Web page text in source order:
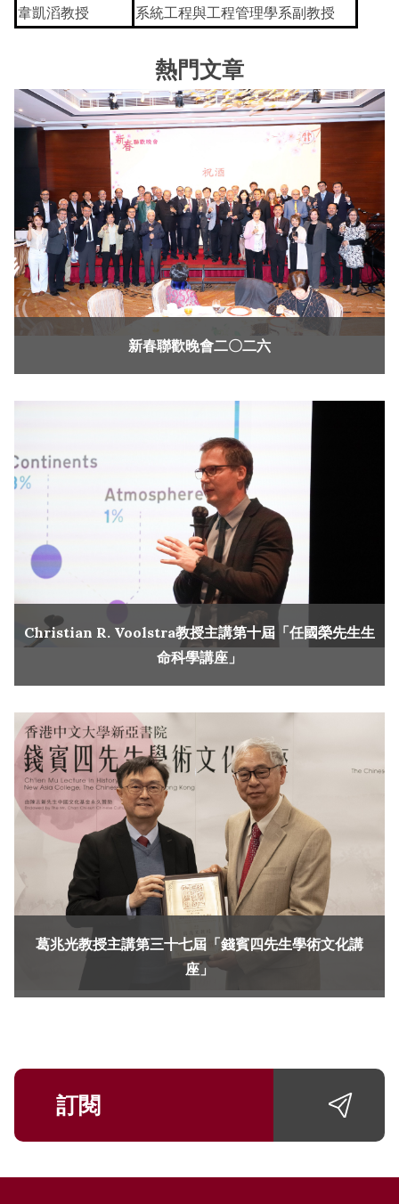
韋凱滔教授
系統工程與工程管理學系副教授
熱門文章
新春聯歡晚會二〇二六
Christian R. Voolstra教授主講第十屆「任國榮先生生
命科學講座」
葛兆光教授主講第三十七屆「錢賓四先生學術文化講
座」
訂閱